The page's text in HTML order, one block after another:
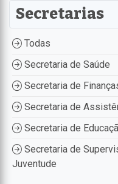
Secretarias
Todas
Secretaria de Saúde
Secretaria de
Secretaria de
Secretaria de
Secretaria de
Juventude